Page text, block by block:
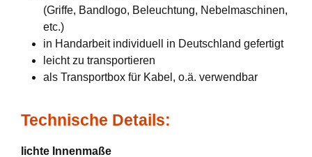
(Griffe, Bandlogo, Beleuchtung, Nebelmaschinen,
etc.)
in Handarbeit individuell in Deutschland gefertigt
leicht zu transportieren
als Transportbox für Kabel, o.ä. verwendbar
Technische Details:
lichte Innenmaße